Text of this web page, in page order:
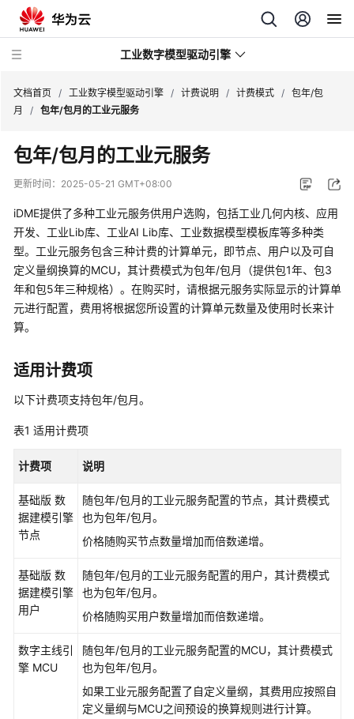
工业数字模型驱动引擎
最
新
动
产
品
介
绍
明
计
费
述
计
费
计
概
文档首页 / 工业数字模型驱动引擎 / 计费说明 / 计费模式 / 包年/包
月
/ 包年/包月的工业元服务
包年/包月的工业元服务
更新时间： 2025-05-21 GMT+08:00
iDME提供了多种工业元服务供用户选购，包括工业几何内核、应用
开发、工业Lib库、工业AI Lib库、工业数据模型模板库等多种类
型。工业元服务包含三种计费的计算单元，即节点、用户以及可自
定义量纲换算的MCU，其计费模式为包年/包月（提供包1年、包3
年和包5年三种规格）。在购买时，请根据元服务实际显示的计算单
元进行配置，费用将根据您所设置的计算单元数量及使用时长来计
算。
适用计费项
以下计费项支持包年/包月。
表1 适用计费项
计费项 说明
基础版 数
据建模引擎
节点
随包年/包月的工业元服务配置的节点，其计费模式
也为包年/包月。
价格随购买节点数量增加而倍数递增。
基础版 数
据建模引擎
用户
随包年/包月的工业元服务配置的用户，其计费模式
也为包年/包月。
价格随购买用户数量增加而倍数递增。
数字主线引
擎 MCU
随包年/包月的工业元服务配置的MCU，其计费模式
也为包年/包月。
如果工业元服务配置了自定义量纲，其费用应按照自
定义量纲与MCU之间预设的换算规则进行计算。